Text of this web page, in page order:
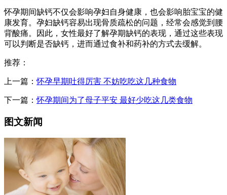
怀孕期间缺钙不仅会影响孕妇自身健康，也会影响胎宝宝的健
康发育。孕妇缺钙容易出现骨质疏松的问题，经常会感觉到腰
背酸痛。因此，女性最好了解孕期缺钙的表现，通过这些表现
可以判断是否缺钙，进而通过食补和药补的方式去缓解。
推荐：
上一篇：怀孕早期吐得厉害 不妨吃吃这几种食物
下一篇：怀孕期间为了母子平安 最好少吃这几类食物
图文新闻